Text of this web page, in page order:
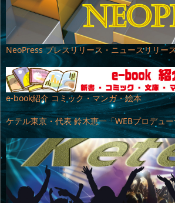
NeoPress プレスリリース・ニュースリリー
e-book紹介 コミック・マンガ・絵本
ケテル東京・代表 鈴木恵一「WEBプロデュ